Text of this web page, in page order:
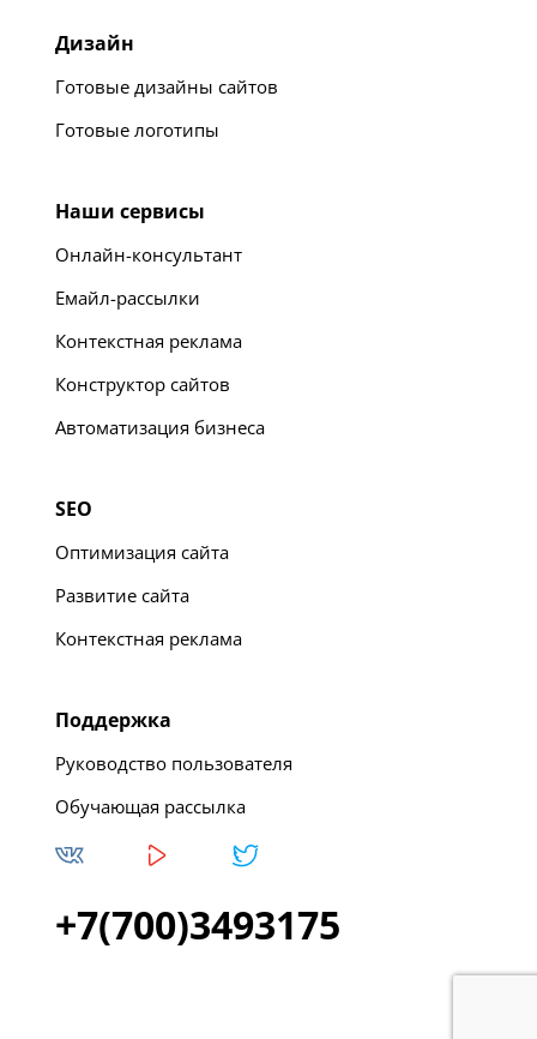
Дизайн
Готовые дизайны сайтов
Готовые логотипы
Наши сервисы
Онлайн-консультант
Емайл-рассылки
Контекстная реклама
Конструктор сайтов
Автоматизация бизнеса
SEO
Оптимизация сайта
Развитие сайта
Контекстная реклама
Поддержка
Руководство пользователя
Обучающая рассылка
+7(700)3493175